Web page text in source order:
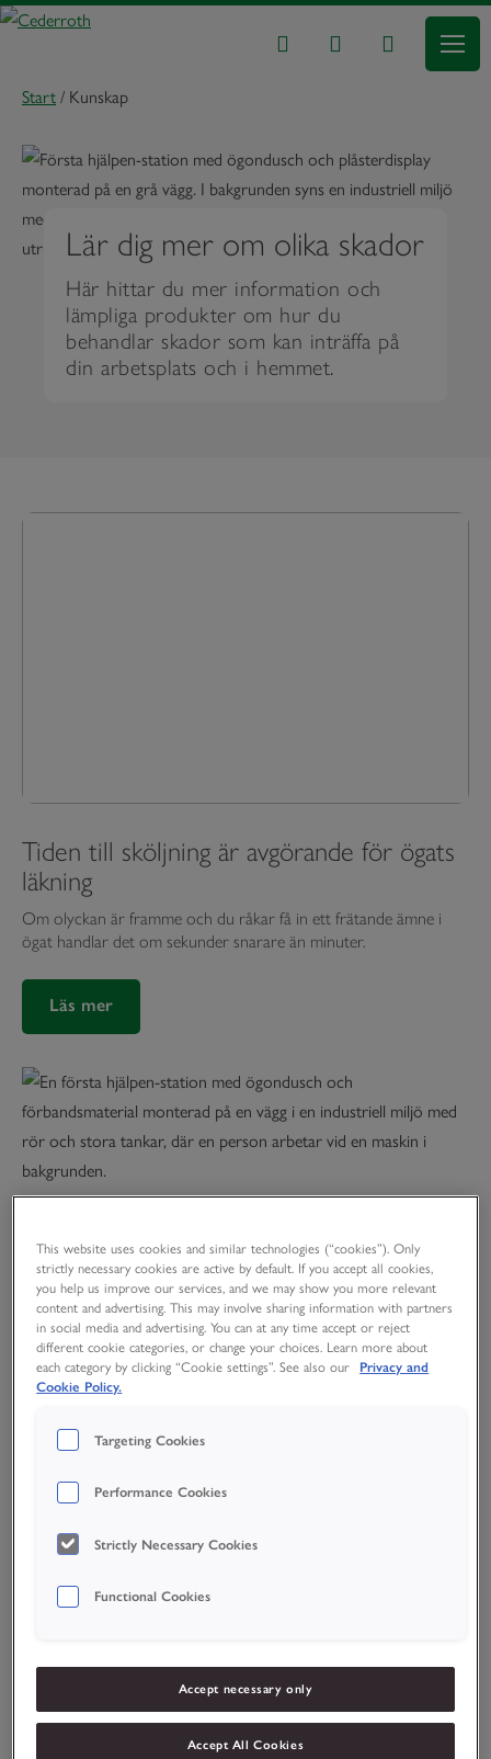
Start / Kunskap
Lär dig mer om olika skador
Här hittar du mer information och
lämpliga produkter om hur du
behandlar skador som kan inträffa på
din arbetsplats och i hemmet.
Tiden till sköljning är avgörande för ögats
läkning
Om olyckan är framme och du råkar få in ett frätande ämne i
ögat handlar det om sekunder snarare än minuter.
Läs mer
Vid en olycka är det viktigt att påbörja sköljningen inom de första
sekunderna. Det är också viktigt att skapa en effektiv sköljning,
med ett rikligt flöde av vätska. Vätskan bör också vara buffrad,
dvs. verka neutraliserande på stänk av alkalier (t.ex. lut) och syror
(t.ex. batterisyra).
Lär dig mer om första hjälpen för ögonen
This website uses cookies and similar technologies (“cookies”). Only
strictly necessary cookies are active by default. If you accept all cookies,
you help us improve our services, and we may show you more relevant
content and advertising. This may involve sharing information with partners
in social media and advertising. You can at any time accept or reject
different cookie categories, or change your choices. Learn more about
each category by clicking “Cookie settings”. See also our
Privacy and
Cookie Policy.
Targeting Cookies
Performance Cookies
Strictly Necessary Cookies
Functional Cookies
Accept necessary only
Accept All Cookies